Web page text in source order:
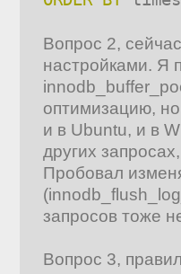
Вопрос 2,
настройками. Я
оптимизацию,
и в Ubuntu, и в
других
Пробовал
запросов тоже
Вопрос 3,